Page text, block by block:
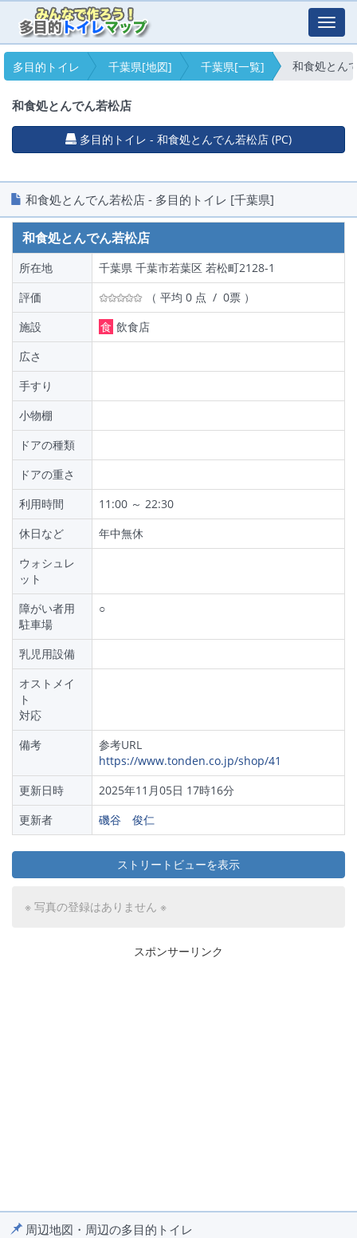
多目的トイレ
千葉県[地図] 千葉県[一覧] 和食処とん
和食処とんでん若松店
多目的トイレ - 和食処とんでん若松店 (PC)
和食処とんでん若松店 - 多目的トイレ [千葉県]
和食処とんでん若松店
所在地
千葉県 千葉市若葉区 若松町2128-1
評価
（ 平均 0 点 / 0票 ）
施設
食 飲食店
広さ
手すり
小物棚
ドアの種類
ドアの重さ
利用時間
11:00 ～ 22:30
休日など
年中無休
ウォシュレ
ット
障がい者用
駐車場
○
乳児用設備
オストメイ
ト
対応
備考
参考URL
https://www.tonden.co.jp/shop/41
更新日時
2025年11月05日 17時16分
更新者
磯谷 俊仁
ストリートビューを表示
※ 写真の登録はありません ※
スポンサーリンク
周辺地図・周辺の多目的トイレ